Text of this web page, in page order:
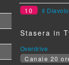
10
Il
Stasera in
Overdrive
Canale 20